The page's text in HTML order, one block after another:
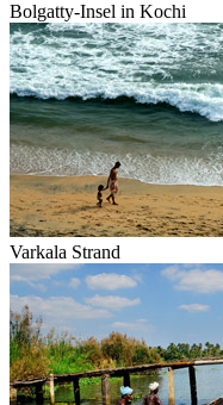
Bolgatty-Insel in Kochi
Varkala Strand